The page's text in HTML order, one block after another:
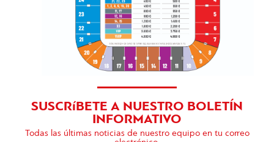
SUSCRíBETE A NUESTRO BOLETÍN
INFORMATIVO
Todas las últimas noticias de nuestro equipo en tu correo